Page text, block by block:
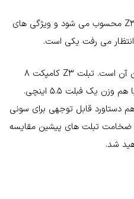
تبلت کامپکت Z3 به نوعی مکمل Z3 محسوب می شود و ویژگی های
می رفت یکی است.
مهم ترین جنبه این تبلت قطعا وزن آن است. تبلت Z3 کامپکت 8
اینچی تنها 270 گرم وزن دارد، تقریبا هم وزن یک فبلت 5.5 اینچی.
هم دستاورد قابل توجهی برای سونی
تبلت های پیشین مقایسه
شد.